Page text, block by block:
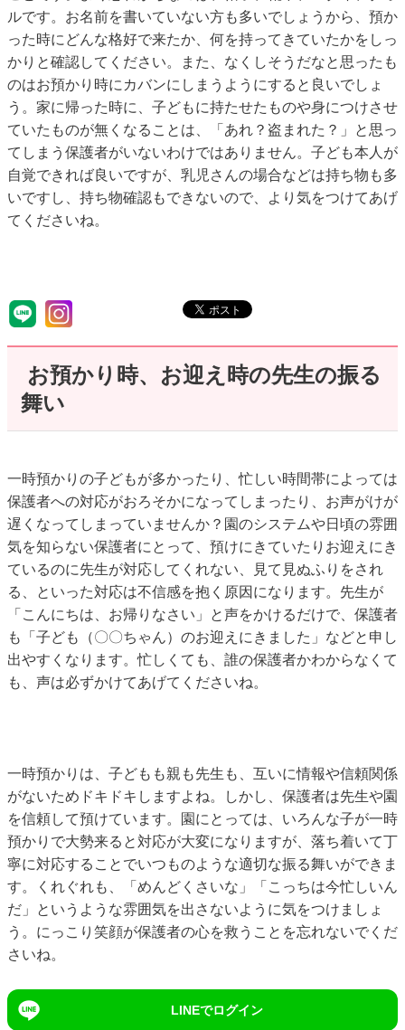
ルです。お名前を書いていない方も多いでしょうから、預か
った時にどんな格好で来たか、何を持ってきていたかをしっ
かりと確認してください。また、なくしそうだなと思ったも
のはお預かり時にカバンにしまうようにすると良いでしょ
う。家に帰った時に、子どもに持たせたものや身につけさせ
ていたものが無くなることは、「あれ？盗まれた？」と思っ
てしまう保護者がいないわけではありません。子ども本人が
自覚できれば良いですが、乳児さんの場合などは持ち物も多
いですし、持ち物確認もできないので、より気をつけてあげ
てくださいね。
お預かり時、お迎え時の先生の振る
舞い
一時預かりの子どもが多かったり、忙しい時間帯によっては
保護者への対応がおろそかになってしまったり、お声がけが
遅くなってしまっていませんか？園のシステムや日頃の雰囲
気を知らない保護者にとって、預けにきていたりお迎えにき
ているのに先生が対応してくれない、見て見ぬふりをされ
る、といった対応は不信感を抱く原因になります。先生が
「こんにちは、お帰りなさい」と声をかけるだけで、保護者
も「子ども（〇〇ちゃん）のお迎えにきました」などと申し
出やすくなります。忙しくても、誰の保護者かわからなくて
も、声は必ずかけてあげてくださいね。
一時預かりは、子どもも親も先生も、互いに情報や信頼関係
がないためドキドキしますよね。しかし、保護者は先生や園
を信頼して預けています。園にとっては、いろんな子が一時
預かりで大勢来ると対応が大変になりますが、落ち着いて丁
寧に対応することでいつものような適切な振る舞いができま
す。くれぐれも、「めんどくさいな」「こっちは今忙しいん
だ」というような雰囲気を出さないように気をつけましょ
う。にっこり笑顔が保護者の心を救うことを忘れないでくだ
さいね。
LINEでログイン